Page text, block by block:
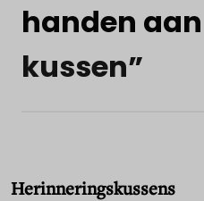
handen aan
kussen”
Herinneringskussens